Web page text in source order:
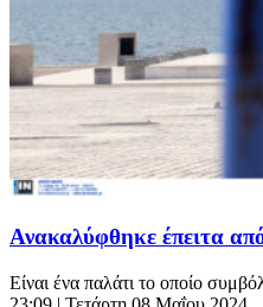
Ανακαλύφθηκε έπειτα
Είναι ένα παλάτι το οποίο